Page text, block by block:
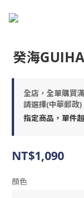
癸海
全店，全單購買
請選擇(中華郵政)
指定商品，單件
NT$1,090
顏色